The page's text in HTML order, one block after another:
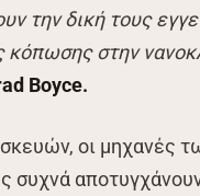
την δική τους
στην
Boyce.
οι μηχανές
συχνά